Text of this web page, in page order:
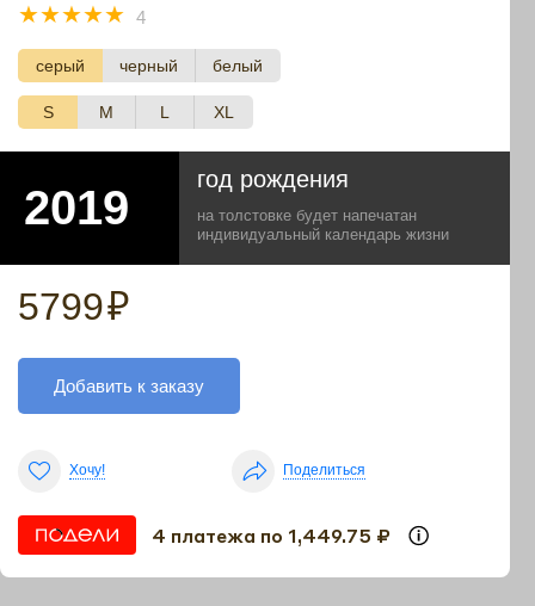
☆
☆
☆
☆
☆ 4
серый черный белый
S M L XL
год рождения
на толстовке будет напечатан
индивидуальный календарь жизни
5799₽
Добавить к заказу
Хочу! Поделиться
4 платежа по 1,449.75 ₽